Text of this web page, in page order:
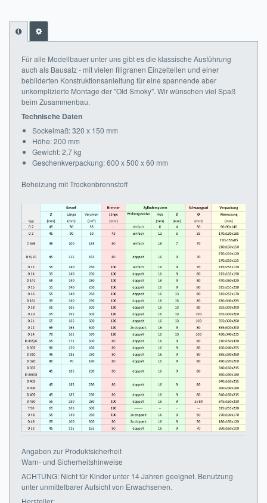
ÜBER UNS
Was wir bieten
Unsere Philosophie
KONTAKT
MEIN KONTO
WARENKORB
Für alle Modellbauer unter uns gibt es die klassische Ausführung
auch als Bausatz - mit vielen filigranen Einzelteilen und einer
bebilderten Konstruktionsanleitung für eine spannende aber
unkomplizierte Montage der "Old Smoky". Wir wünschen viel Spaß
beim Zusammenbau.
Technische Daten
Sockelmaß: 320 x 150 mm
Höhe: 200 mm
Gewicht: 2,7 kg
Geschenkverpackung: 600 x 500 x 60 mm
Beheizung mit Trockenbrennstoff
Angaben zur Produktsicherheit
Warn- und Sicherheitshinweise
ACHTUNG: Nicht für Kinder unter 14 Jahren geeignet. Benutzung
unter unmittelbarer Aufsicht von Erwachsenen.
Hersteller: